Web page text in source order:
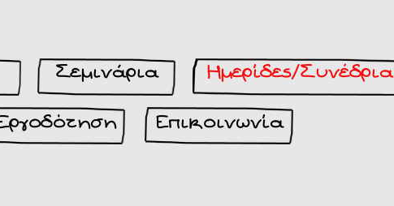
Επικοινωνία
Ημερίδες/Συνέδρια
Σεμινάρια